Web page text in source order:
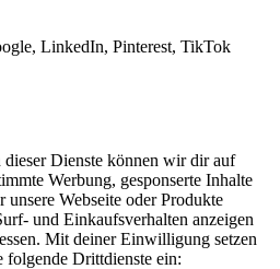
LinkedIn, Pinterest, TikTok
Dienste können wir dir auf
Werbung, gesponserte Inhalte
unsere Webseite oder Produkte
und Einkaufsverhalten anzeigen
Mit deiner Einwilligung setzen
folgende Drittdienste ein: